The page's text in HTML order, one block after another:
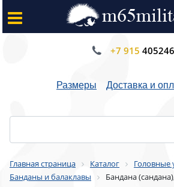
+7 915
Размеры Доставка и
Главная страница Каталог
Головные
Банданы и балаклавы
Бандана